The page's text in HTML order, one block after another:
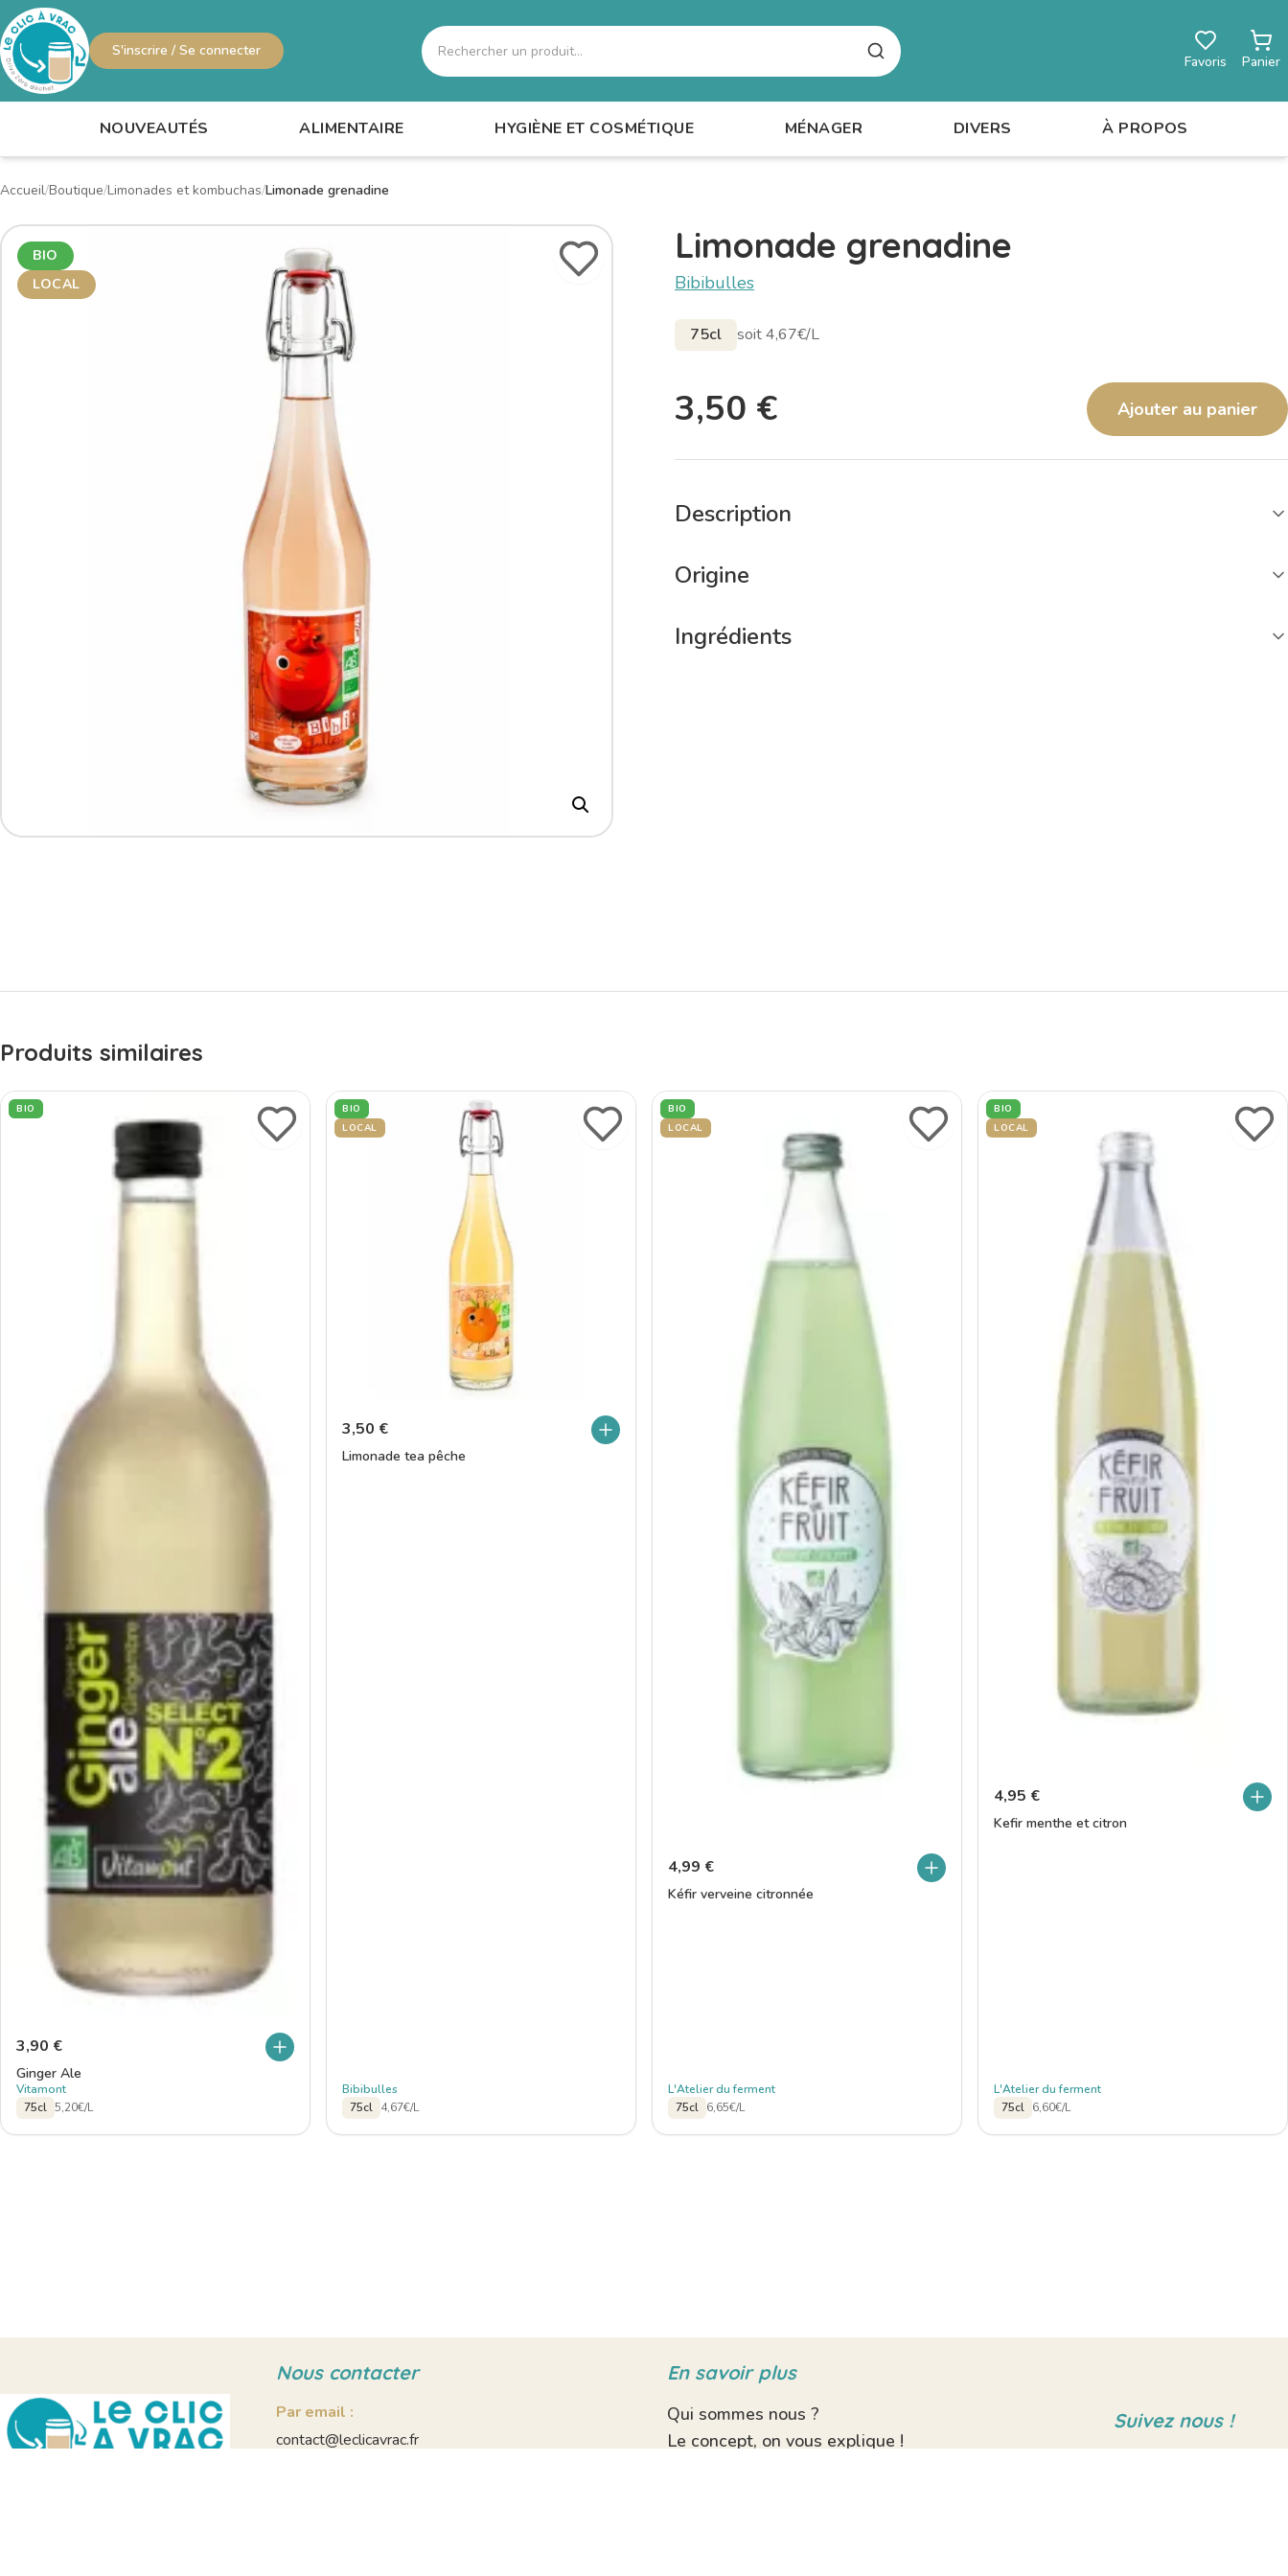
S'inscrire / Se connecter Rechercher Rechercher Favoris Panier
NOUVEAUTÉS ALIMENTAIRE HYGIÈNE ET COSMÉTIQUE MÉNAGER DIVERS À PROPOS
Accueil Boutique Limonades et kombuchas Limonade grenadine
BIO
LOCAL
Limonade grenadine
Bibibulles
75cl soit 4,67€/L
3,50 € Ajouter au panier
Description
Origine
Ingrédients
Produits similaires
BIO
3,90 €
Ginger Ale
Vitamont
75cl 5,20€/L
BIO
LOCAL
3,50 €
Limonade tea pêche
Bibibulles
75cl 4,67€/L
BIO
LOCAL
4,99 €
Kéfir verveine citronnée
L'Atelier du ferment
75cl 6,65€/L
BIO
LOCAL
4,95 €
Kefir menthe et citron
L'Atelier du ferment
75cl 6,60€/L
Nous contacter
Par email :
contact@leclicavrac.fr
En savoir plus
Qui sommes nous ?
Le concept, on vous explique !
Suivez nous !